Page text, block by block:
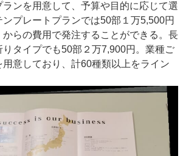
ランを用意して、予算や目的に応じて選
プレートプランでは50部１万5,500円
からの費用で発注することができる。長
りタイプでも50部２万7,900円。業種ご
用意しており、計60種類以上をライン